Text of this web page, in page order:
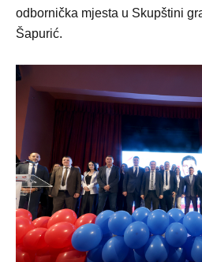
odbornička mjesta u Skupštini
Šapurić.